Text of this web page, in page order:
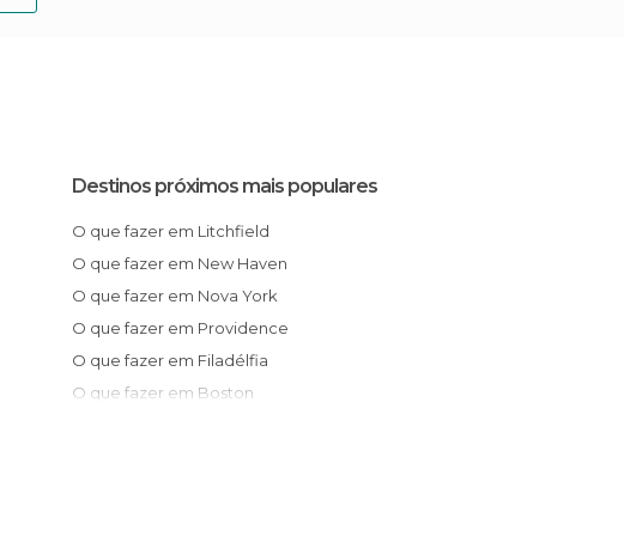
Destinos próximos mais populares
O que fazer em Litchfield
O que fazer em New Haven
O que fazer em Nova York
O que fazer em Providence
O que fazer em Filadélfia
O que fazer em Boston